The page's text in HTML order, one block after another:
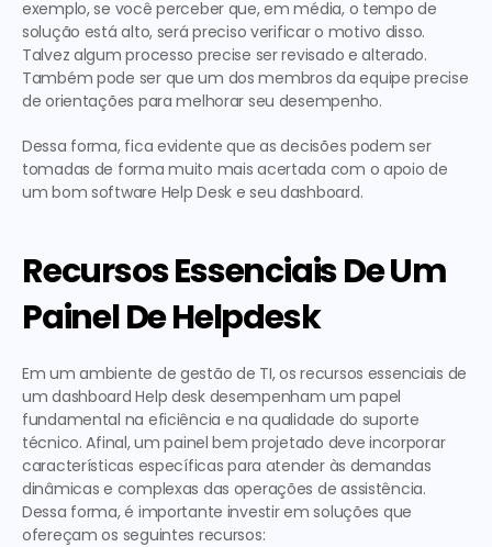
exemplo, se você perceber que, em média, o tempo de
solução está alto, será preciso verificar o motivo disso.
Talvez algum processo precise ser revisado e alterado.
Também pode ser que um dos membros da equipe precise
de orientações para melhorar seu desempenho.
Dessa forma, fica evidente que as decisões podem ser
tomadas de forma muito mais acertada com o apoio de
um bom software Help Desk e seu dashboard.
Recursos Essenciais De Um
Painel De Helpdesk
Em um ambiente de gestão de TI, os recursos essenciais de
um dashboard Help desk desempenham um papel
fundamental na eficiência e na qualidade do suporte
técnico. Afinal, um painel bem projetado deve incorporar
características específicas para atender às demandas
dinâmicas e complexas das operações de assistência.
Dessa forma, é importante investir em soluções que
ofereçam os seguintes recursos: